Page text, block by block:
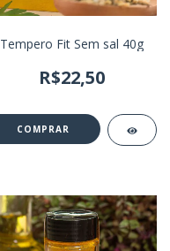
Tempero Fit Sem sal 40g
R$22,50